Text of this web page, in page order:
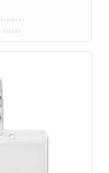
panier
détails